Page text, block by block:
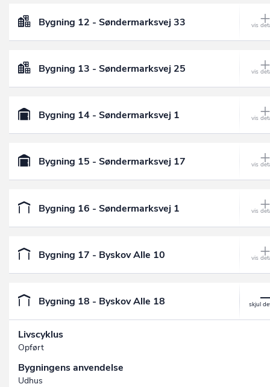
Bygning 12 - Søndermarksvej 33
Bygning 13 - Søndermarksvej 25
Bygning 14 - Søndermarksvej 1
Bygning 15 - Søndermarksvej 17
Bygning 16 - Søndermarksvej 1
Bygning 17 - Byskov Alle 10
Bygning 18 - Byskov Alle 18
Livscyklus
Opført
Bygningens anvendelse
Udhus